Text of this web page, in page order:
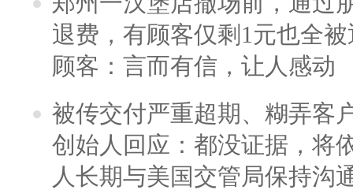
退费，有顾客仅剩1元也全
顾客：言而有信，让人感动
被传交付严重超期、糊弄客
创始人回应：都没证据，将
人长期与美国交管局保持沟